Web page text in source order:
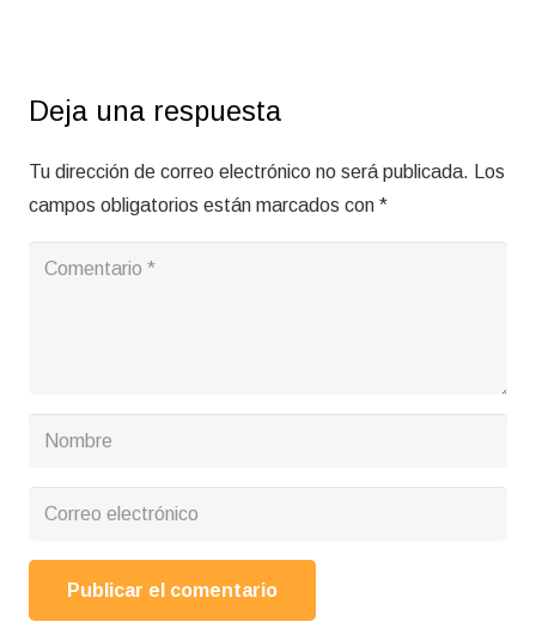
Deja una respuesta
Tu dirección de correo electrónico no será publicada. Los
campos obligatorios están marcados con *
Publicar el comentario